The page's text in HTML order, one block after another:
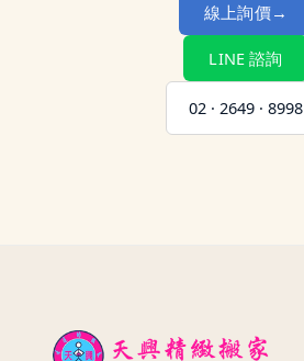
線上詢價→
LINE 諮詢
02 · 2649 · 8998